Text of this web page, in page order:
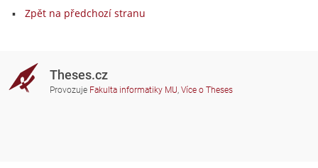
Zpět na předchozí stranu
Theses.cz
Provozuje Fakulta informatiky MU, Více o Theses